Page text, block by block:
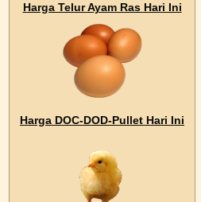
Harga Telur Ayam Ras Hari Ini
Harga DOC-DOD-Pullet Hari Ini